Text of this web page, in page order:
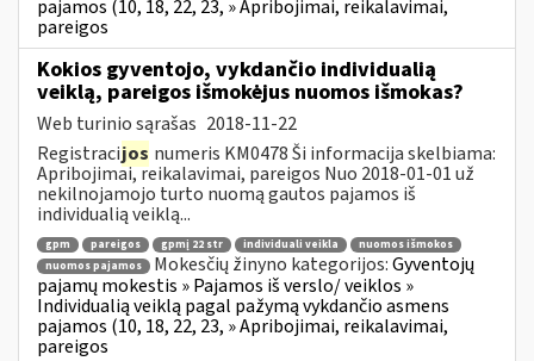
pajamos (10, 18, 22, 23, » Apribojimai, reikalavimai,
pareigos
Kokios gyventojo, vykdančio individualią
veiklą, pareigos išmokėjus nuomos išmokas?
Web turinio sąrašas 2018-11-22
Registracijos numeris KM0478 Ši informacija skelbiama:
Apribojimai, reikalavimai, pareigos Nuo 2018-01-01 už
nekilnojamojo turto nuomą gautos pajamos iš
individualią veiklą...
gpm pareigos gpmį 22 str individuali veikla
nuomos išmokos
nuomos pajamos
Mokesčių žinyno kategorijos:Gyventojų
pajamų mokestis » Pajamos iš verslo/ veiklos »
Individualią veiklą pagal pažymą vykdančio asmens
pajamos (10, 18, 22, 23, » Apribojimai, reikalavimai,
pareigos